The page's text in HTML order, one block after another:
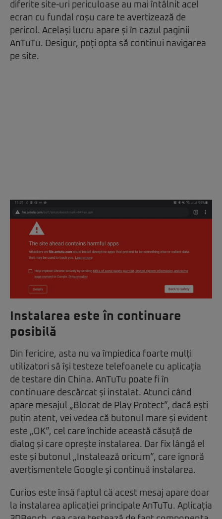
diferite site-uri periculoase au mai întâlnit acel
ecran cu fundal roșu care te avertizează de
pericol. Același lucru apare și în cazul paginii
AnTuTu. Desigur, poți opta să continui navigarea
pe site.
Instalarea este în continuare
posibilă
Din fericire, asta nu va împiedica foarte mulți
utilizatori să își testeze telefoanele cu aplicația
de testare din China. AnTuTu poate fi în
continuare descărcat și instalat. Atunci când
apare mesajul „Blocat de Play Protect”, dacă ești
puțin atent, vei vedea că butonul mare și evident
este „OK”, cel care închide această căsuță de
dialog și care oprește instalarea. Dar fix lângă el
este și butonul „Instalează oricum”, care ignoră
avertismentele Google și continuă instalarea.
Curios este însă faptul că acest mesaj apare doar
la instalarea aplicației principale AnTuTu. Aplicația